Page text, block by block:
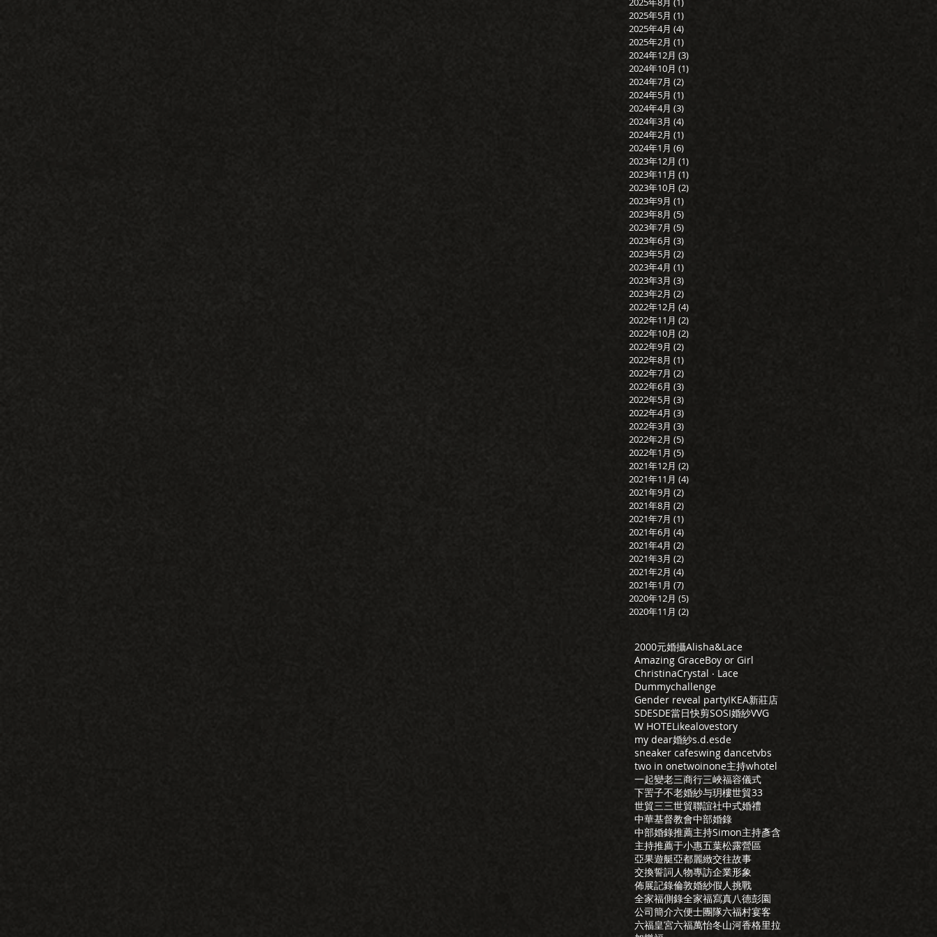
2025年5月 (1)
2025年4月 (4)
2025年2月 (1)
2024年12月 (3)
2024年10月 (1)
2024年7月 (2)
2024年5月 (1)
2024年4月 (3)
2024年3月 (4)
2024年2月 (1)
2024年1月 (6)
2023年12月 (1)
2023年11月 (1)
2023年10月 (2)
2023年9月 (1)
2023年8月 (5)
2023年7月 (5)
2023年6月 (3)
2023年5月 (2)
2023年4月 (1)
2023年3月 (3)
2023年2月 (2)
2022年12月 (4)
2022年11月 (2)
2022年10月 (2)
2022年9月 (2)
2022年8月 (1)
2022年7月 (2)
2022年6月 (3)
2022年5月 (3)
2022年4月 (3)
2022年3月 (3)
2022年2月 (5)
2022年1月 (5)
2021年12月 (2)
2021年11月 (4)
2021年9月 (2)
2021年8月 (2)
2021年7月 (1)
2021年6月 (4)
2021年4月 (2)
2021年3月 (2)
2021年2月 (4)
2021年1月 (7)
2020年12月 (5)
2020年11月 (2)
2000元婚攝Alisha&Lace
Amazing GraceBoy or Girl
ChristinaCrystal ‧ Lace
Dummychallenge
Gender reveal partyIKEA新莊店
SDESDE當日快剪SOSI婚紗VVG
W HOTELikealovestory
my dear婚紗s.d.esde
sneaker cafeswing dancetvbs
two in onetwoinone主持whotel
一起變老三商行三峽福容儀式
下罟子不老婚紗与玥樓世貿33
世貿三三世貿聯誼社中式婚禮
中華基督教會中部婚錄
中部婚錄推薦主持Simon主持彥含
主持推薦于小惠五葉松露營區
亞果遊艇亞都麗緻交往故事
交換誓詞人物專訪企業形象
佈展記錄倫敦婚紗假人挑戰
全家福側錄全家福寫真八德彭園
公司簡介六便士團隊六福村宴客
六福皇宮六福萬怡冬山河香格里拉